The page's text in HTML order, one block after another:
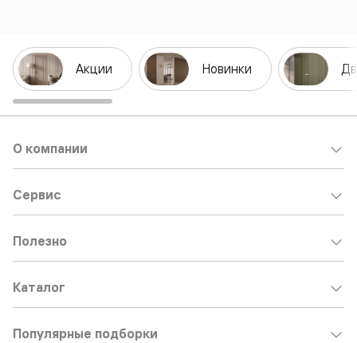
Акции Новинки
О компании
Сервис
Полезно
Каталог
Популярные подборки